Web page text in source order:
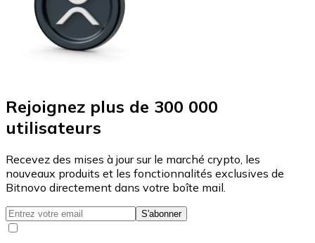
Rejoignez plus de 300 000
utilisateurs
Recevez des mises à jour sur le marché crypto, les
nouveaux produits et les fonctionnalités exclusives de
Bitnovo directement dans votre boîte mail.
S'abonner